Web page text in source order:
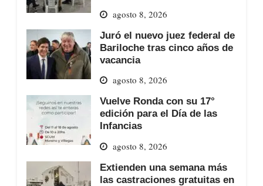
agosto 8, 2026
Juró el nuevo juez federal de
Bariloche tras cinco años de
vacancia
agosto 8, 2026
Vuelve Ronda con su 17°
edición para el Día de las
Infancias
agosto 8, 2026
Extienden una semana más
las castraciones gratuitas en